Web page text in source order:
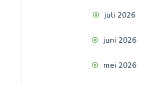
juli 2026
juni 2026
mei 2026